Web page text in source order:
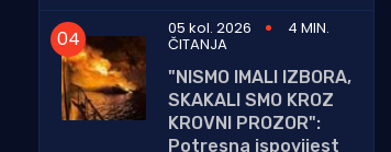
05 kol. 2026
4 MIN.
ČITANJA
"NISMO IMALI IZBORA,
SKAKALI SMO KROZ
KROVNI PROZOR":
Potresna ispovijest